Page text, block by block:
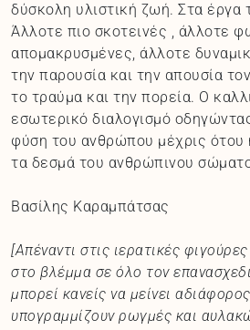
δύσκολη υλιστική ζωή. Στα έργα
Άλλοτε πιο σκοτεινές , άλλοτε
απομακρυσμένες, άλλοτε
την παρουσία και την απουσία
το τραύμα και την πορεία. Ο
εσωτερικό διαλογισμό
φύση του ανθρώπου μέχρις
τα δεσμά του ανθρώπινου
Βασίλης Καραμπάτσας
[Απέναντι στις ιερατικές
στο βλέμμα σε όλο τον
μπορεί κανείς να μείνει
υπογραμμίζουν ρωγμές και